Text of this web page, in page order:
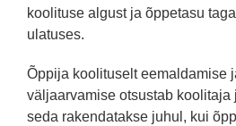
koolituse algust ja õppetasu
ulatuses.
Õppija koolituselt eemaldamise
väljaarvamise otsustab koolitaja
seda rakendatakse juhul, kui